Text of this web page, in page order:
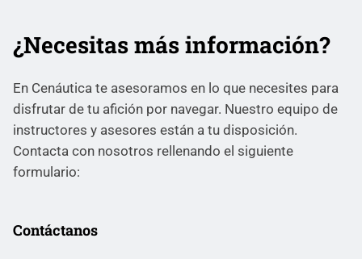
¿Necesitas más información?
En Cenáutica te asesoramos en lo que necesites para
disfrutar de tu afición por navegar. Nuestro equipo de
instructores y asesores están a tu disposición.
Contacta con nosotros rellenando el siguiente
formulario:
Contáctanos